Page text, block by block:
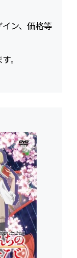
ン、価格等
。